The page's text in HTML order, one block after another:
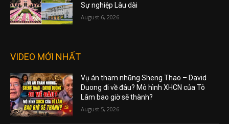
Sự nghiệp Lâu dài
August 6, 2026
VIDEO MỚI NHẤT
Vụ án tham nhũng Sheng Thao – David
Duong đi về đâu? Mô hình XHCN của Tô
Lâm bao giờ sẽ thành?
August 5, 2026